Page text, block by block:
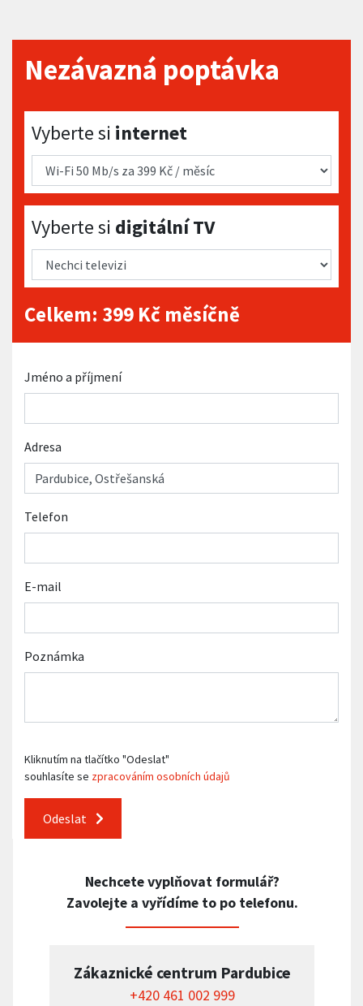
Nezávazná poptávka
Vyberte si internet
Vyberte si internet
Vyberte si digitální TV
Vyberte si digitální TV
Celkem: 399 Kč měsíčně
Jméno a příjmení
Adresa
Telefon
E-mail
Poznámka
Kliknutím na tlačítko "Odeslat"
souhlasíte se zpracováním osobních údajů
Odeslat
Nechcete vyplňovat formulář?
Zavolejte a vyřídíme to po telefonu.
Zákaznické centrum Pardubice
+420 461 002 999